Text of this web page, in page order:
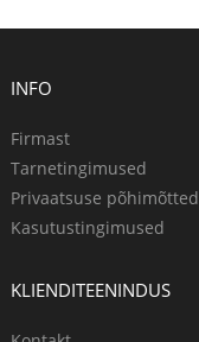
INFO
Firmast
Tarnetingimused
Privaatsuse põhimõtted
Kasutustingimused
KLIENDITEENINDUS